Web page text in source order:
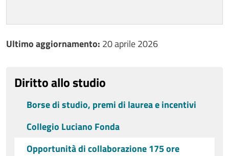
Ultimo aggiornamento
Ultimo aggiornamento: 20 aprile 2026
Diritto allo studio
Borse di studio, premi di laurea e incentivi
Collegio Luciano Fonda
Opportunità di collaborazione 175 ore